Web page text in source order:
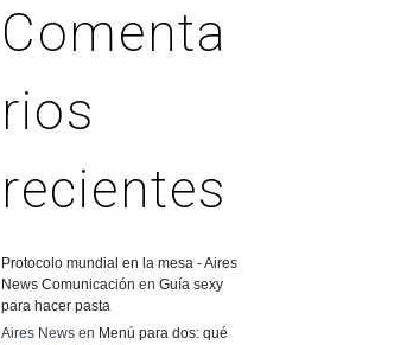
Comenta
rios
recientes
Protocolo mundial en la mesa - Aires
News Comunicación en Guía sexy
para hacer pasta
Aires News en Menú para dos: qué